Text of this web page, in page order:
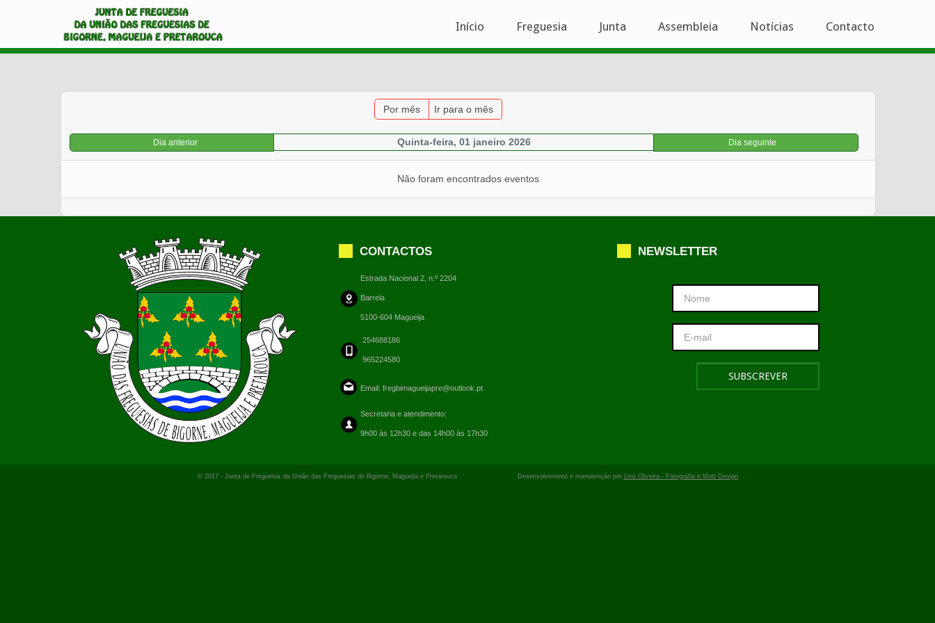
Início Freguesia Junta Assembleia Notícias Contacto
Por mês Ir para o mês
Dia anterior Quinta-feira, 01 janeiro 2026 Dia seguinte
Não foram encontrados eventos
CONTACTOS
Estrada Nacional 2, n.º 2204
Barrela
5100-604 Magueija
254688186
965224580
Email: fregbimagueijapre@outlook.pt
Secretaria e atendimento:
9h00 às 12h30 e das 14h00 às 17h30
NEWSLETTER
© 2017 - Junta de Freguesia da União das Freguesias de Bigorne, Magueija e Pretarouca Desenvolvimento e manutenção por Lino Oliveira - Fotografia e Web Design